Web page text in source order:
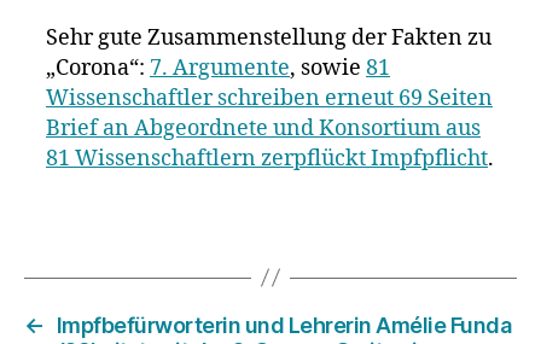
Sehr gute Zusammenstellung der Fakten zu
„Corona“: 7. Argumente, sowie 81
Wissenschaftler schreiben erneut 69 Seiten
Brief an Abgeordnete und Konsortium aus
81 Wissenschaftlern zerpflückt Impfpflicht.
←
Impfbefürworterin und Lehrerin Amélie Funda